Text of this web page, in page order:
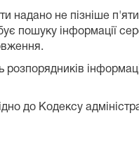
надано не пізніше
пошуку інформації
розпорядників
до Кодексу